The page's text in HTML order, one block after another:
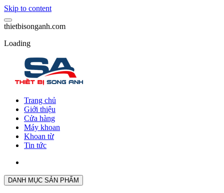
Skip to content
thietbisonganh.com
Loading
Trang chủ
Giới thiệu
Cửa hàng
Máy khoan
Khoan từ
Tin tức
DANH MỤC SẢN PHẨM